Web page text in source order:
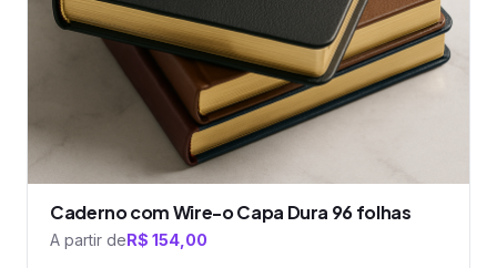
Caderno com Wire-o Capa Dura 96 folhas
A partir deR$ 154,00